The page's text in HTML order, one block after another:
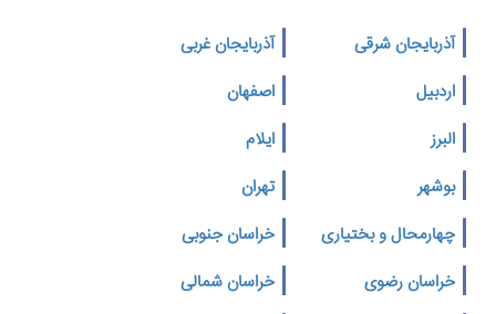
آذربایجان شرقی
آذربایجان غربی
اردبیل
اصفهان
البرز
ایلام
بوشهر
تهران
چهارمحال و بختیاری
خراسان جنوبی
خراسان رضوی
خراسان شمالی